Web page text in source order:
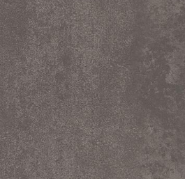
Montagetools
Privacy folies
Veiligheidsfolies
Whiteboard folies